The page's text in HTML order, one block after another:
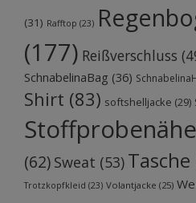
(31) Rafftop (23)
(177) Reißverschluss
SchnabelinaBag (36)
Shirt (83) softshelljacke (29)
(62) Sweat (53) Tasche
Trotzkopfkleid (23) Volantjacke (25)